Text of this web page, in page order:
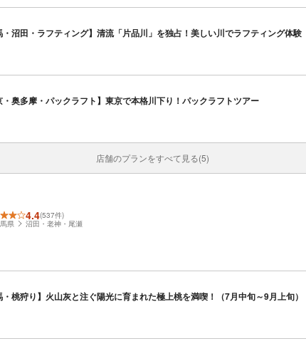
・沼田・ラフティング】清流「片品川」を独占！美しい川でラフティング体験
・奥多摩・パックラフト】東京で本格川下り！パックラフトツアー
店舗のプランをすべて見る(5)
4.4(537件)
県
沼田・老神・尾瀬
・桃狩り】火山灰と注ぐ陽光に育まれた極上桃を満喫！（7月中旬～9月上旬）